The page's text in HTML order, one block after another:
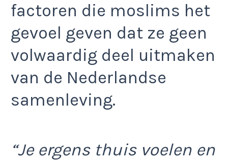
factoren die moslims het
gevoel geven dat ze geen
volwaardig deel uitmaken
van de Nederlandse
samenleving.
“Je ergens thuis voelen en